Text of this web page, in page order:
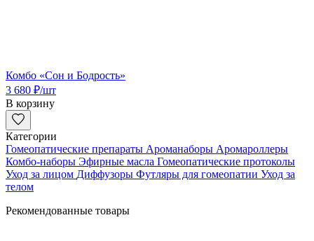
Комбо «Сон и Бодрость»
3 680 ₽/шт
В корзину
Категории
Гомеопатические препараты Ароманаборы Аромароллеры
Комбо-наборы Эфирные масла Гомеопатические протоколы
Уход за лицом Диффузоры Футляры для гомеопатии Уход за
телом
Рекомендованные товары